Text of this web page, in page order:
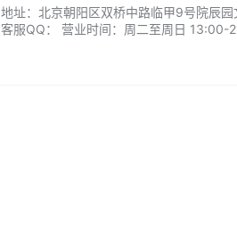
地址：北京朝阳区双桥中路临甲9号院辰
客服QQ： 营业时间：周二至周日 13:00-